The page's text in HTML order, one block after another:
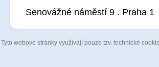
Senovážné náměstí 9 . Praha 1
Tyto webové stránky využívají pouze tzv. technické